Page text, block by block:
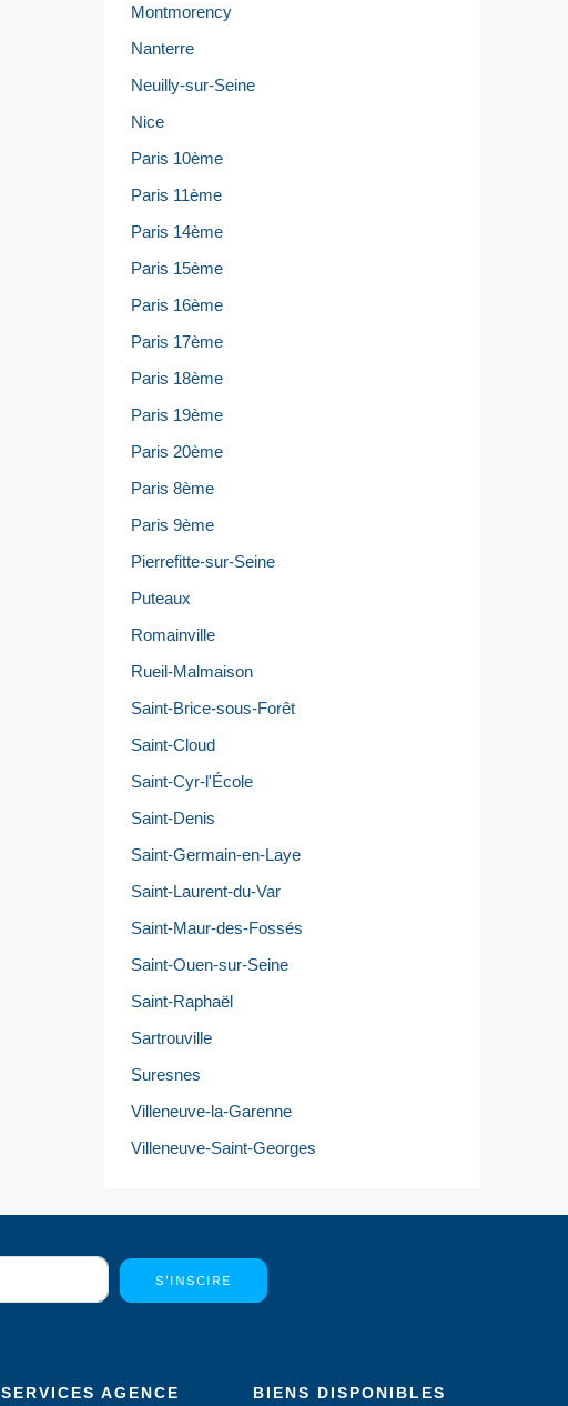
Montmorency
Nanterre
Neuilly-sur-Seine
Nice
Paris 10ème
Paris 11ème
Paris 14ème
Paris 15ème
Paris 16ème
Paris 17ème
Paris 18ème
Paris 19ème
Paris 20ème
Paris 8ème
Paris 9ème
Pierrefitte-sur-Seine
Puteaux
Romainville
Rueil-Malmaison
Saint-Brice-sous-Forêt
Saint-Cloud
Saint-Cyr-l'École
Saint-Denis
Saint-Germain-en-Laye
Saint-Laurent-du-Var
Saint-Maur-des-Fossés
Saint-Ouen-sur-Seine
Saint-Raphaël
Sartrouville
Suresnes
Villeneuve-la-Garenne
Villeneuve-Saint-Georges
S'INSCIRE
SERVICES AGENCE BIENS DISPONIBLES